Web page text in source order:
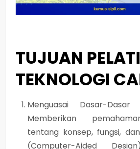
TUJUAN
TEKNOLOGI
Menguasai Dasar-
Memberikan
tentang konsep, fungsi,
(Computer-Aided